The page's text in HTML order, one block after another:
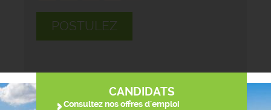
POSTULEZ
CANDIDATS
Consultez nos offres d'emploi